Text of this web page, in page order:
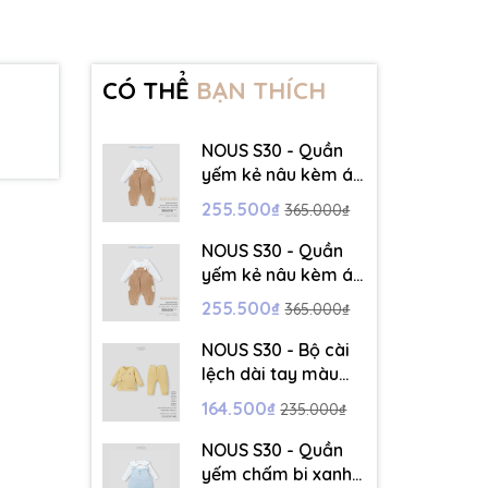
CÓ THỂ BẠN THÍCH
NOUS S30 - Quần
yếm kẻ nâu kèm áo
dài tay màu trắng -
3-6M - SS26.T5C
255.500₫ 365.000₫
NOUS S30 - Quần
yếm kẻ nâu kèm áo
dài tay màu trắng -
6-9M - SS26.T5C
255.500₫ 365.000₫
NOUS S30 - Bộ cài
lệch dài tay màu
vàng thêu trang trí
- 12-18M - SS26.T5C
164.500₫ 235.000₫
NOUS S30 - Quần
yếm chấm bi xanh